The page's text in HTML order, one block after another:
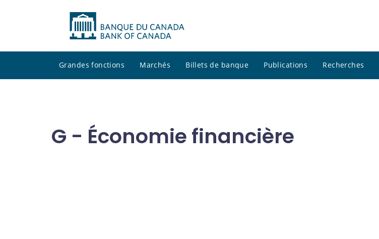
Grandes fonctions Marchés Billets de banque Publications Recherches
G - Économie financière